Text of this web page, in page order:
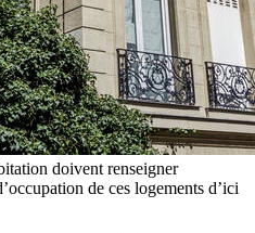
doivent renseigner
de ces logements d’ici